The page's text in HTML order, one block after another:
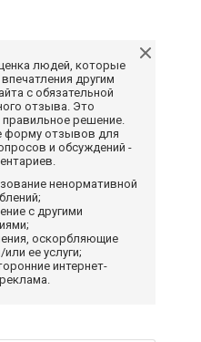
людей, которые
другим
с обязательной
отзыва. Это
решение.
форму отзывов для
и обсуждений -
ненормативной
с другими
оскорбляющие
ее услуги;
интернет-